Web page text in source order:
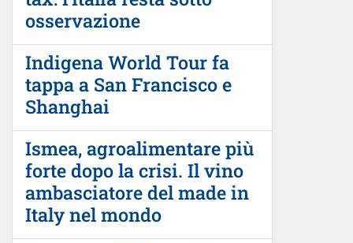
osservazione
Indigena World Tour fa
tappa a San Francisco e
Shanghai
Ismea, agroalimentare più
forte dopo la crisi. Il vino
ambasciatore del made in
Italy nel mondo